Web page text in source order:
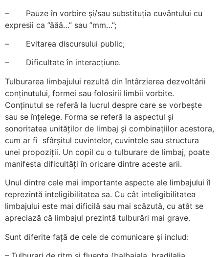
– Pauze în vorbire și/sau substituția cuvântului cu
expresii ca ”ăăă…” sau ”mm…”;
– Evitarea discursului public;
– Dificultate în interacțiune.
Tulburarea limbajului rezultă din întârzierea dezvoltării
conținutului, formei sau folosirii limbii vorbite.
Conținutul se referă la lucrul despre care se vorbește
sau se înțelege. Forma se referă la aspectul și
sonoritatea unităților de limbaj și combinațiilor acestora,
cum ar fi sfârșitul cuvintelor, cuvintele sau structura
unei propoziții. Un copil cu o tulburare de limbaj, poate
manifesta dificultăți în oricare dintre aceste arii.
Unul dintre cele mai importante aspecte ale limbajului îl
reprezintă inteligibilitatea sa. Cu cât inteligibilitatea
limbajului este mai dificilă sau mai scăzută, cu atât se
apreciază că limbajul prezintă tulburări mai grave.
Sunt diferite față de cele de comunicare și includ: